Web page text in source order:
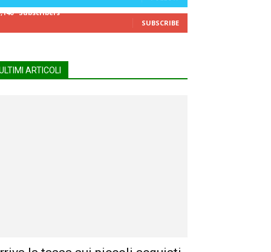
Subscribers
SUBSCRIBE
ARTICOLI